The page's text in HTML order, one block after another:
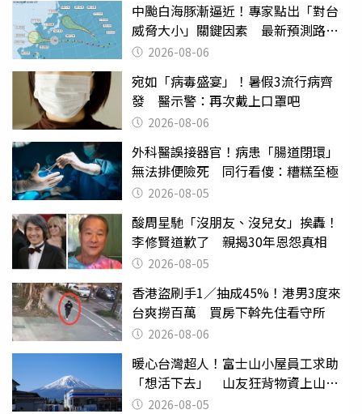
中颱白海豚漸逼近！專家點出「對台
威脅大小」關鍵因素 最新預測路徑
曝 2026-08-06
宛如「病毒盛宴」！暑假3流行病齊
發 醫示警：再次戴上口罩吧
2026-08-06
外科醫誤接器官！病患「腸道閉環」
無法排便險死 同行看傻：糟糕至極
2026-08-05
酸周星馳「沒朋友、沒兒女」挨轟！
李修賢道歉了 親揭30年恩怨真相
2026-08-05
香港盜刷手1／抽成45%！港男3度來
台爽撈百萬 買房下斡先住看守所
2026-08-06
暖心台灣超人！富士山小屋員工求助
「想活下去」 山友狂背物資上山：
台灣真的是寶島
2026-08-05